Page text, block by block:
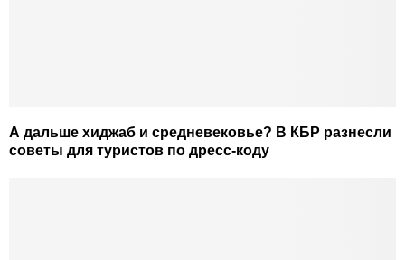
А дальше хиджаб и средневековье? В КБР разнесли
советы для туристов по дресс-коду